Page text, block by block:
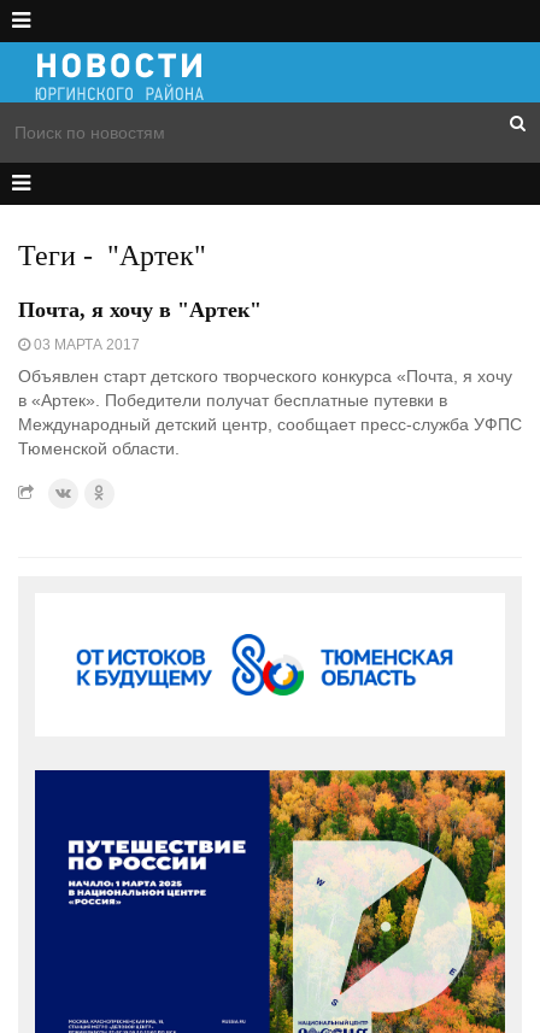
Теги - "Артек"
Почта, я хочу в "Артек"
03 МАРТА 2017
Объявлен старт детского творческого конкурса «Почта, я хочу
в «Артек». Победители получат бесплатные путевки в
Международный детский центр, сообщает пресс-служба УФПС
Тюменской области.